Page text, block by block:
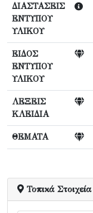
ΔΙΑΣΤΑΣΕΙΣ
ΕΝΤΥΠΟΥ
ΥΛΙΚΟΥ
ΕΙΔΟΣ
ΕΝΤΥΠΟΥ
ΥΛΙΚΟΥ
ΛΕΞΕΙΣ
ΚΛΕΙΔΙΑ
ΘΕΜΑΤΑ
Τοπικά Στοιχεία